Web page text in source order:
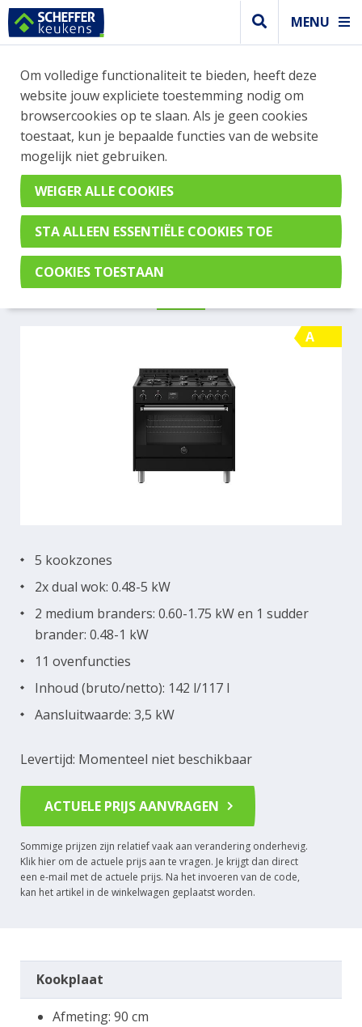
MENU
WEBSHOP BESTELLINGEN
Je kan tijdelijk geen bestelling plaatsen. Wil je je
vast oriënteren? Vergelijk eenvoudig apparaten
en merken met elkaar. Klik hier voor meer
informatie.
Fornuis
BERTAZZONI
MPL95L1ENND
A
Levertijd: Momenteel niet beschikbaar
5 kookzones
2x dual wok: 0.48-5 kW
2 medium branders: 0.60-1.75 kW en 1 sudder
brander: 0.48-1 kW
11 ovenfuncties
Inhoud (bruto/netto): 142 l/117 l
Aansluitwaarde: 3,5 kW
ACTUELE PRIJS AANVRAGEN
Sommige prijzen zijn relatief vaak aan verandering onderhevig.
Klik hier om de actuele prijs aan te vragen. Je krijgt dan direct
een e-mail met de actuele prijs. Na het invoeren van de code,
kan het artikel in de winkelwagen geplaatst worden.
Kookplaat
Afmeting: 90 cm
Om volledige functionaliteit te bieden, heeft deze
website jouw expliciete toestemming nodig om
browsercookies op te slaan. Als je geen cookies
toestaat, kun je bepaalde functies van de website
mogelijk niet gebruiken.